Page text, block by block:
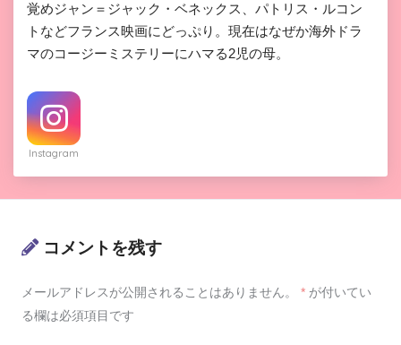
覚めジャン＝ジャック・ベネックス、パトリス・ルコン
トなどフランス映画にどっぷり。現在はなぜか海外ドラ
マのコージーミステリーにハマる2児の母。
Instagram
コメントを残す
メールアドレスが公開されることはありません。 * が付いてい
る欄は必須項目です